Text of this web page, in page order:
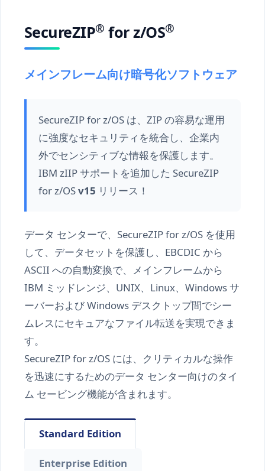
SecureZIP® for z/OS®
メインフレーム向け暗号化ソフトウェア
SecureZIP for z/OS は、ZIP の容易な運用
に強度なセキュリティを統合し、企業内
外でセンシティブな情報を保護します。
IBM zIIP サポートを追加した SecureZIP
for z/OSv15 リリース！
データ センターで、SecureZIP for z/OS を使用
して、データセットを保護し、EBCDIC から
ASCII への自動変換で、メインフレームから
IBM ミッドレンジ、UNIX、Linux、Windows サ
ーバーおよび Windows デスクトップ間でシー
ムレスにセキュアなファイル転送を実現できま
す。
SecureZIP for z/OS には、クリティカルな操作
を迅速にするためのデータ センター向けのタイ
ム セービング機能が含まれます。
Standard Edition
Enterprise Edition